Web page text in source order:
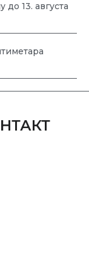
13. августа